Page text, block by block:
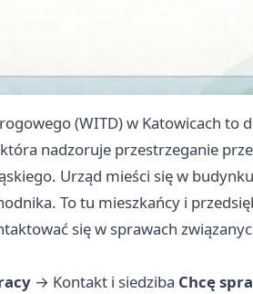
(WITD) w Katowicach to
nadzoruje przestrzeganie
Urząd mieści się w
To tu mieszkańcy i
się w sprawach
→ Kontakt i siedziba Chcę